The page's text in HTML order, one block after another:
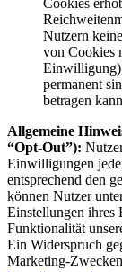
Cookies
Nutzern
von Cookies
permanent
betragen
Allgemeine
“Opt-Out”):
Einwilligungen
entsprechend den
können Nutzer
Einstellungen ihres
Funktionalität
Ein Widerspruch
Marketing-